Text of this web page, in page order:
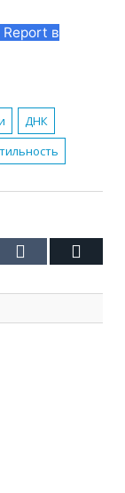
в
ДНК
Tumblr